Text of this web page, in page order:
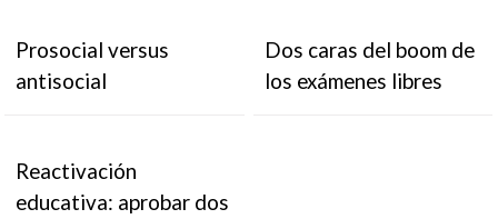
Prosocial versus
antisocial
Dos caras del boom de
los exámenes libres
Reactivación
educativa: aprobar dos